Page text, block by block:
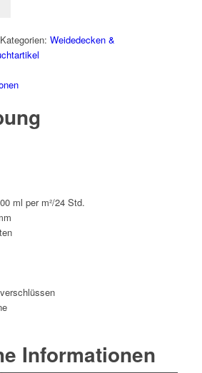
Kategorien: Weidedecken &
ml per m²/24 Std.
Informationen